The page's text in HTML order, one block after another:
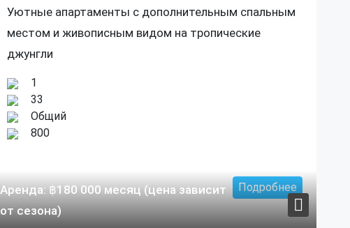
Уютные апартаменты с дополнительным спальным
местом и живописным видом на тропические
джунгли
1
33
Общий
800
Подробнее
Аренда: ฿180 000 месяц (цена зависит
от сезона)